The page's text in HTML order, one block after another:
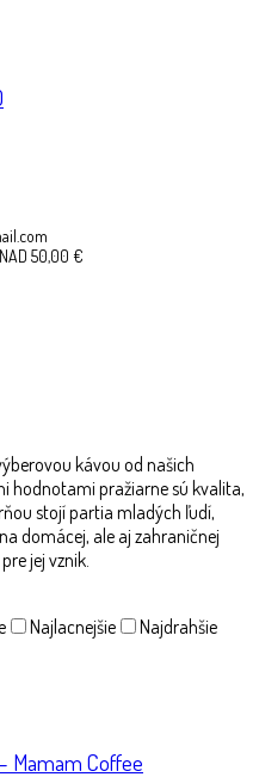
NAD 50,00 €
kávou od našich
hodnotami pražiarne sú kvalita,
stojí partia mladých ľudí,
domácej, ale aj zahraničnej
jej vznik.
Najlacnejšie
Najdrahšie
Mamam Coffee